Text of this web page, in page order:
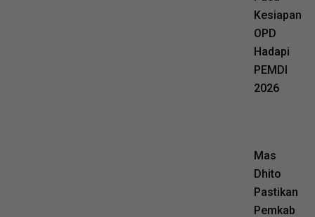
Kesiapan
OPD
Hadapi
PEMDI
2026
Mas
Dhito
Pastikan
Pemkab